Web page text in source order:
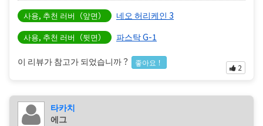
사용, 추천 러버（앞면） 네오 허리케인 3
사용, 추천 러버（뒷면） 파스탁 G-1
이 리뷰가 참고가 되었습니까？ 좋아요！
2
타카치
에그